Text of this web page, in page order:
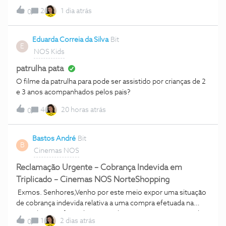
0 2 1 dia atrás
E
Eduarda Correia da Silva Bit
NOS Kids
patrulha pata
O filme da patrulha para pode ser assistido por crianças de 2
e 3 anos acompanhados pelos pais?
0 4 20 horas atrás
B
Bastos André Bit
Cinemas NOS
Reclamação Urgente – Cobrança Indevida em
Triplicado – Cinemas NOS NorteShopping
Exmos. Senhores,Venho por este meio expor uma situação
de cobrança indevida relativa a uma compra efetuada na
passada sexta-feira, dia [inserir data], nos Cinemas NOS do
NorteShopping.Na ocasião, adquiri um conjunto de 2
0 1 2 dias atrás